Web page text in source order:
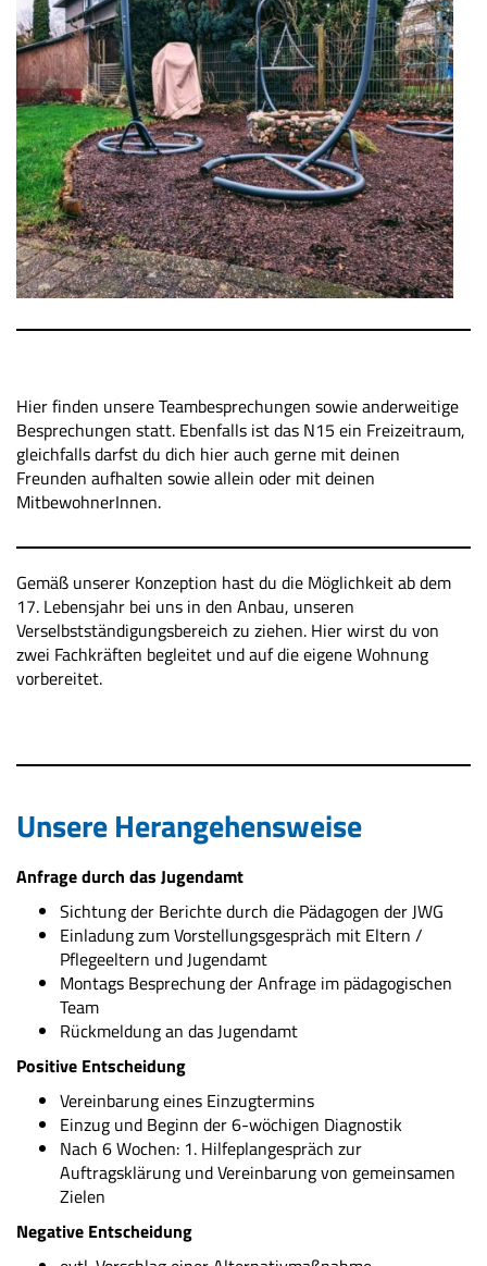
Hier finden unsere Teambesprechungen sowie anderweitige
Besprechungen statt. Ebenfalls ist das N15 ein Freizeitraum,
gleichfalls darfst du dich hier auch gerne mit deinen
Freunden aufhalten sowie allein oder mit deinen
MitbewohnerInnen.
Gemäß unserer Konzeption hast du die Möglichkeit ab dem
17. Lebensjahr bei uns in den Anbau, unseren
Verselbstständigungsbereich zu ziehen. Hier wirst du von
zwei Fachkräften begleitet und auf die eigene Wohnung
vorbereitet.
Unsere Herangehensweise
Anfrage durch das Jugendamt
Sichtung der Berichte durch die Pädagogen der JWG
Einladung zum Vorstellungsgespräch mit Eltern /
Pflegeeltern und Jugendamt
Montags Besprechung der Anfrage im pädagogischen
Team
Rückmeldung an das Jugendamt
Positive Entscheidung
Vereinbarung eines Einzugtermins
Einzug und Beginn der 6-wöchigen Diagnostik
Nach 6 Wochen: 1. Hilfeplangespräch zur
Auftragsklärung und Vereinbarung von gemeinsamen
Zielen
Negative Entscheidung